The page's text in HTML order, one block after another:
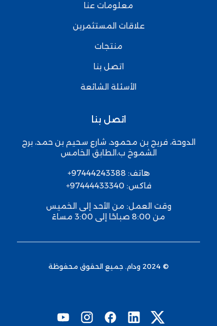
معلومات عنا
علاقات المستثمرين
منتجات
اتصل بنا
الأسئلة الشائعة
اتصل بنا
الدوحة، فريج بن محمود، شارع سحيم بن حمد، برج
الشموخ ب، الطابق الخامس
هاتف: 97444243388+
فاكس: 97444433340+
وقت العمل: من الأحد إلى الخميس
من 8:00 صباحًا إلى 3:00 مساءً
© 2024 ودام. جميع الحقوق محفوظة